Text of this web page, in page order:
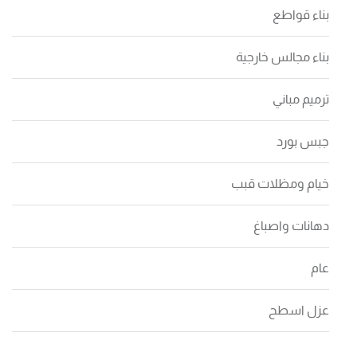
بناء قواطع
بناء مجالس خارجية
ترميم مباني
جبس بورد
خيام ومظلات قبب
دهانات واصباغ
عام
عزل اسطح